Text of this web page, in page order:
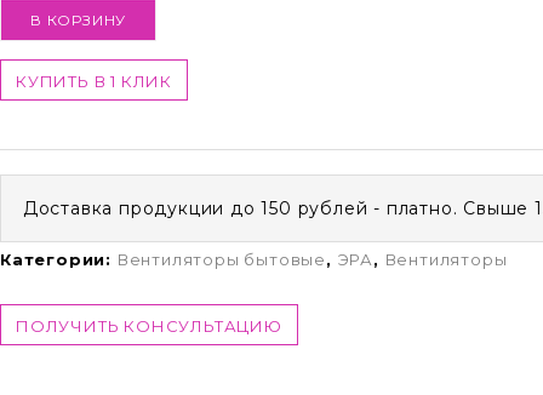
В КОРЗИНУ
КУПИТЬ В 1 КЛИК
Доставка продукции до 150 рублей - платно. Свыше
Категории: Вентиляторы бытовые, ЭРА, Вентиляторы
ПОЛУЧИТЬ КОНСУЛЬТАЦИЮ